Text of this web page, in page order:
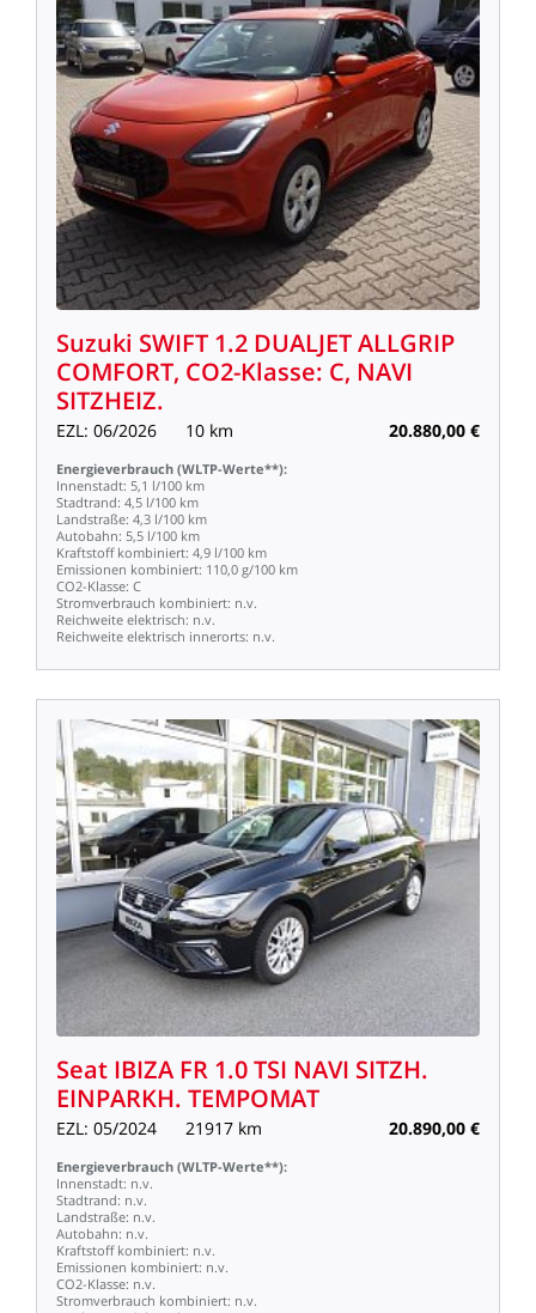
Suzuki SWIFT 1.2 DUALJETALLGRIP
COMFORT, CO2-Klasse: C, NAVI
SITZHEIZ.
EZL: 06/2026 10 km 20.880,00 €
Energieverbrauch (WLTP-Werte**):
Innenstadt: 5,1 l/100 km
Stadtrand: 4,5 l/100 km
Landstraße: 4,3 l/100 km
Autobahn: 5,5 l/100 km
Kraftstoff kombiniert: 4,9 l/100 km
Emissionen kombiniert: 110,0 g/100 km
CO2-Klasse: C
Stromverbrauch kombiniert: n.v.
Reichweite elektrisch: n.v.
Reichweite elektrisch innerorts: n.v.
Seat IBIZA FR 1.0TSI NAVI SITZH.
EINPARKH. TEMPOMAT
EZL: 05/2024 21917 km 20.890,00 €
Energieverbrauch (WLTP-Werte**):
Innenstadt: n.v.
Stadtrand: n.v.
Landstraße: n.v.
Autobahn: n.v.
Kraftstoff kombiniert: n.v.
Emissionen kombiniert: n.v.
CO2-Klasse: n.v.
Stromverbrauch kombiniert: n.v.